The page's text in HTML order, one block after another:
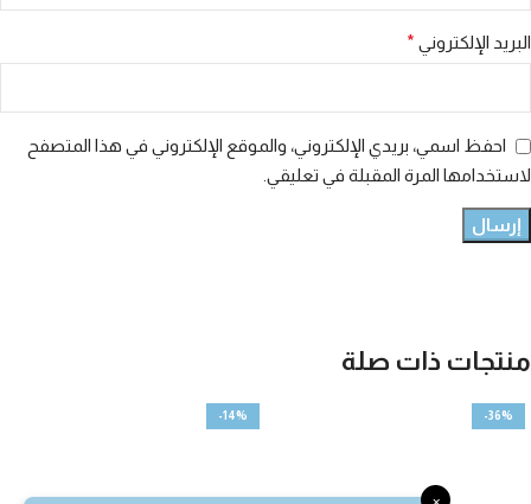
×
البريد الإلكتروني *
احفظ اسمي، بريدي الإلكتروني، والموقع الإلكتروني في هذا المتصفح
لاستخدامها المرة المقبلة في تعليقي.
منتجات ذات صلة
-36%
-14%